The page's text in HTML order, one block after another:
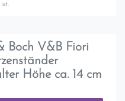
ist.
Boch V&B Fiori
Höhe ca. 14 cm